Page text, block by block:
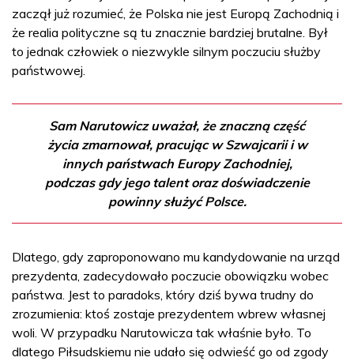
zaczął już rozumieć, że Polska nie jest Europą Zachodnią i
że realia polityczne są tu znacznie bardziej brutalne. Był
to jednak człowiek o niezwykle silnym poczuciu służby
państwowej.
Sam Narutowicz uważał, że znaczną część
życia zmarnował, pracując w Szwajcarii i w
innych państwach Europy Zachodniej,
podczas gdy jego talent oraz doświadczenie
powinny służyć Polsce.
Dlatego, gdy zaproponowano mu kandydowanie na urząd
prezydenta, zadecydowało poczucie obowiązku wobec
państwa. Jest to paradoks, który dziś bywa trudny do
zrozumienia: ktoś zostaje prezydentem wbrew własnej
woli. W przypadku Narutowicza tak właśnie było. To
dlatego Piłsudskiemu nie udało się odwieść go od zgody